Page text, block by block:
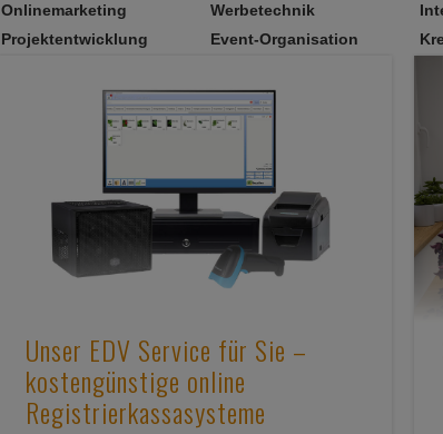
Onlinemarketing Werbetechnik
Projektentwicklung Event-Organisation
Unser EDV Service für Sie –
kostengünstige online
Registrierkassasysteme